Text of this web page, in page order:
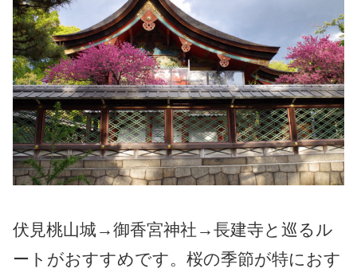
伏見桃山城→御香宮神社→長建寺と巡るル
ートがおすすめです。桜の季節が特におす